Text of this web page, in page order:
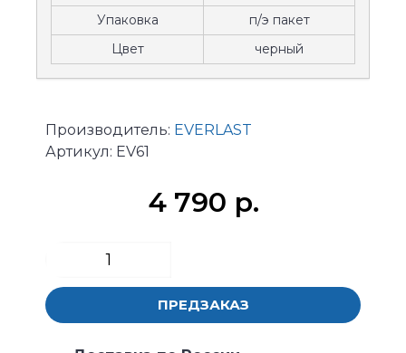
Упаковка
п/э пакет
Цвет
черный
Производитель: EVERLAST
Артикул: EV61
4 790 р.
ПРЕДЗАКАЗ